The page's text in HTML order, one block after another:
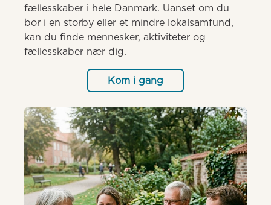
fællesskaber i hele Danmark. Uanset om du
bor i en storby eller et mindre lokalsamfund,
kan du finde mennesker, aktiviteter og
fællesskaber nær dig.
Kom i gang